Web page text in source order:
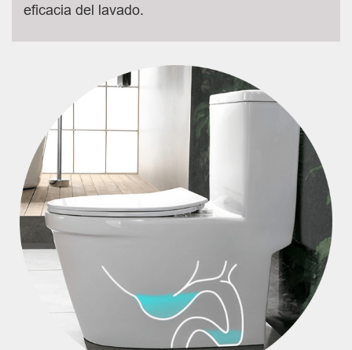
eficacia del lavado.